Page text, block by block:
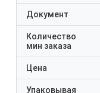
Документ
Количество
мин заказа
Цена
Упаковывая